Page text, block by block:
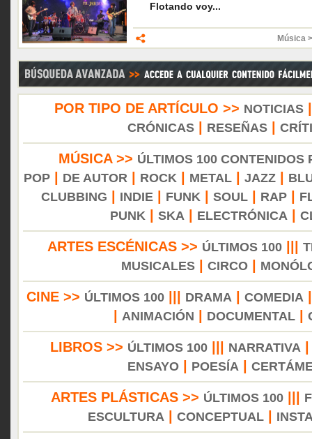
Flotando voy...
Música
POR TIPO DE ARTÍCULO >> NOTICIAS
CRÓNICAS| RESEÑAS|
MÚSICA >> ÚLTIMOS 100 CONTENIDOS
POP| DE AUTOR ROCK METAL| JAZZ|
CLUBBING
INDIE| FUNK SOUL| RAP|
PUNK
SKA ELECTRÓNICA
ARTES ESCÉNICAS >> ÚLTIMOS 100
MUSICALES
CIRCO
CINE >> ÚLTIMOS 100||| DRAMA COMEDIA
ANIMACIÓN DOCUMENTAL|
LIBROS >> ÚLTIMOS 100 NARRATIVA
ENSAYO| POESÍA
ARTES PLÁSTICAS >> ÚLTIMOS 100|||
ESCULTURA
CONCEPTUAL